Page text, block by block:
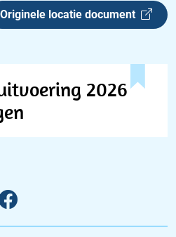
Originele locatie document
2026